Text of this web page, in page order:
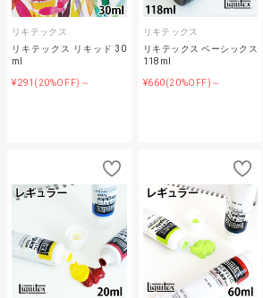
リキテックス
リキテックス リキッド 30
ml
¥291 (20%OFF)～
リキテックス
リキテックス ベーシックス
118ml
¥660(20%OFF)～